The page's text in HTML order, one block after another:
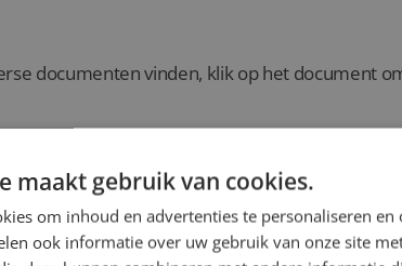
documenten vinden, klik op het document
maakt gebruik van cookies.
om inhoud en advertenties te personaliseren en
ook informatie over uw gebruik van onze site